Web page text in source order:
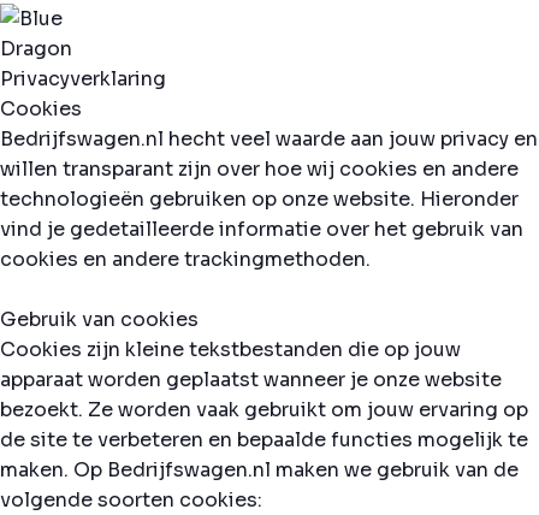
Privacyverklaring
Cookies
Bedrijfswagen.nl hecht veel waarde aan jouw privacy en
willen transparant zijn over hoe wij cookies en andere
technologieën gebruiken op onze website. Hieronder
vind je gedetailleerde informatie over het gebruik van
cookies en andere trackingmethoden.
Gebruik van cookies
Cookies zijn kleine tekstbestanden die op jouw
apparaat worden geplaatst wanneer je onze website
bezoekt. Ze worden vaak gebruikt om jouw ervaring op
de site te verbeteren en bepaalde functies mogelijk te
maken. Op Bedrijfswagen.nl maken we gebruik van de
volgende soorten cookies: